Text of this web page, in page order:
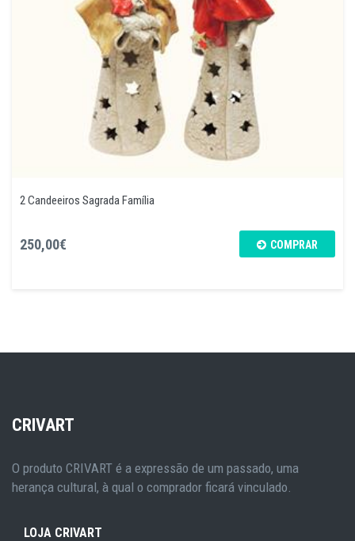
2 Candeeiros Sagrada Família
250,00€ COMPRAR
CRIVART
O produto CRIVART é a expressão de um passado, uma
herança cultural, à qual o comprador ficará vinculado.
LOJA CRIVART